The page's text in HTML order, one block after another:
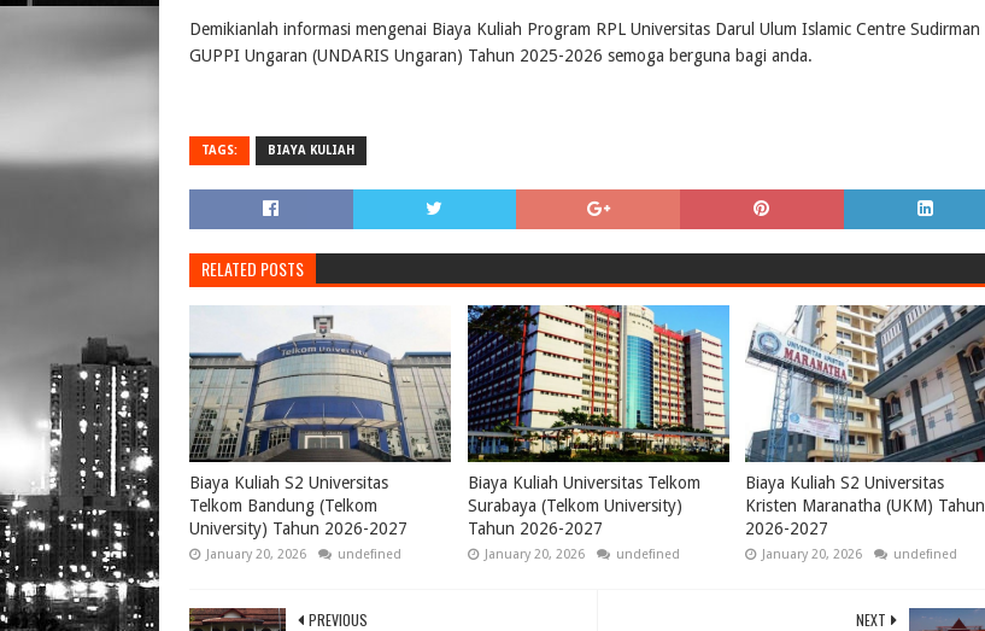
Demikianlah informasi mengenai Biaya Kuliah Program RPL Universitas Darul Ulum Islamic Centre Sudirman
GUPPI Ungaran (UNDARIS Ungaran) Tahun 2025-2026 semoga berguna bagi anda.
TAGS: BIAYA KULIAH
RELATED POSTS
Biaya Kuliah S2 Universitas
Telkom Bandung (Telkom
University) Tahun 2026-2027
January 20, 2026 undefined
Biaya Kuliah Universitas Telkom
Surabaya (Telkom University)
Tahun 2026-2027
January 20, 2026 undefined
Biaya Kuliah S2 Universitas
Kristen Maranatha (UKM) Tahun
2026-2027
January 20, 2026 undefined
NEXT
PREVIOUS